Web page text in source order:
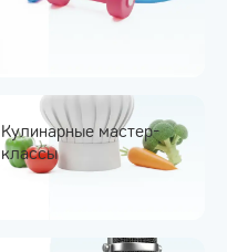
Кулинарные мастер-
классы